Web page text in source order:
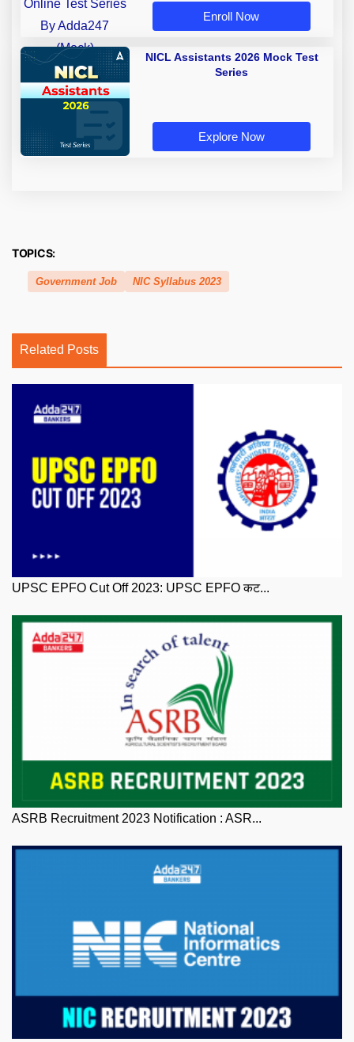
Enroll Now
NICL Assistants 2026 Mock Test
Series
Explore Now
TOPICS:
Government Job NIC Syllabus 2023
Related Posts
UPSC EPFO Cut Off 2023: UPSC EPFO कट...
ASRB Recruitment 2023 Notification : ASR...